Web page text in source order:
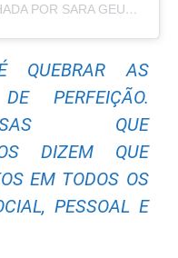
UMA PUBLICAÇÃO COMPARTILHADA POR SARA GEURTS (@SARAGEURTS)
QUEBRAR AS
PERFEIÇÃO.
QUE
DIZEM QUE
EM TODOS OS
PESSOAL E